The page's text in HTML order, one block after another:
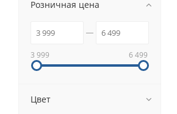
Розничная цена
3 999 6 499
Цвет